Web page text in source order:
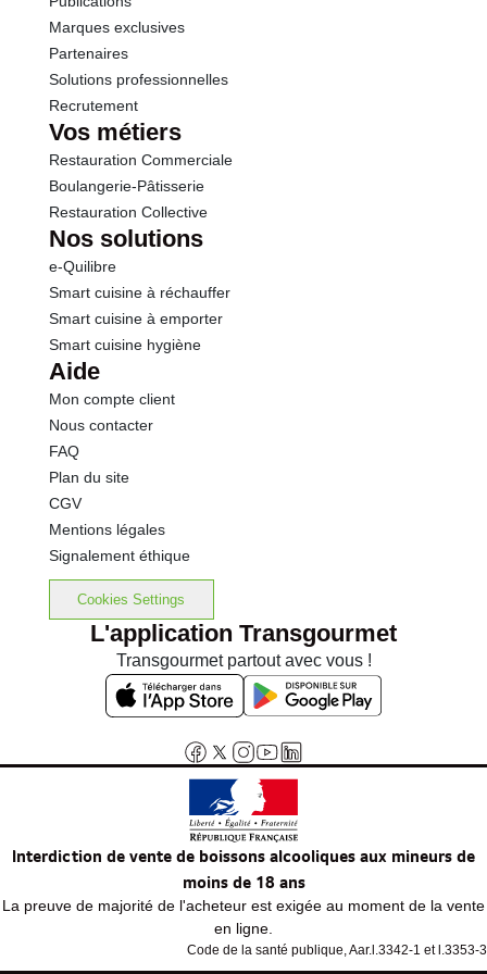
Marques exclusives
Partenaires
Solutions professionnelles
Recrutement
Vos métiers
Restauration Commerciale
Boulangerie-Pâtisserie
Restauration Collective
Nos solutions
e-Quilibre
Smart cuisine à réchauffer
Smart cuisine à emporter
Smart cuisine hygiène
Aide
Mon compte client
Nous contacter
FAQ
Plan du site
CGV
Mentions légales
Signalement éthique
Cookies Settings
L'application Transgourmet
Transgourmet partout avec vous !
Interdiction de vente de boissons alcooliques aux mineurs de
moins de 18 ans
La preuve de majorité de l'acheteur est exigée au moment de la vente
en ligne.
Code de la santé publique, Aar.l.3342-1 et l.3353-3